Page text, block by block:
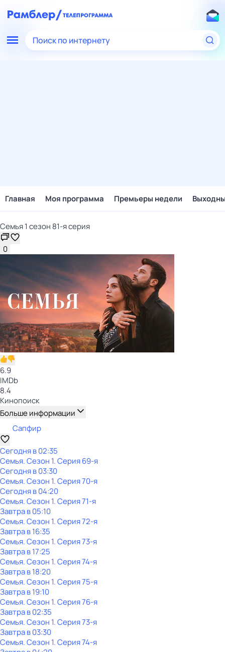
Поиск по интернету
Главная Моя программа Премьеры недели
Семья 1 сезон 81-я серия
0
6.9
IMDb
8.4
Кинопоиск
Больше информации
Сапфир
Сегодня в 02:35
Семья. Сезон 1. Серия 69-я
Сегодня в 03:30
Семья. Сезон 1. Серия 70-я
Сегодня в 04:20
Семья. Сезон 1. Серия 71-я
Завтра в 05:10
Семья. Сезон 1. Серия 72-я
Завтра в 16:35
Семья. Сезон 1. Серия 73-я
Завтра в 17:25
Семья. Сезон 1. Серия 74-я
Завтра в 18:20
Семья. Сезон 1. Серия 75-я
Завтра в 19:10
Семья. Сезон 1. Серия 76-я
Завтра в 02:35
Семья. Сезон 1. Серия 73-я
Завтра в 03:30
Семья. Сезон 1. Серия 74-я